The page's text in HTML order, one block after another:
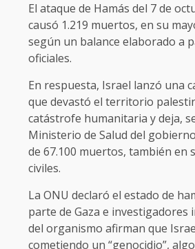
El ataque de Hamás del 7 de
causó 1.219 muertos, en su
según un balance elaborado a
oficiales.
En respuesta, Israel lanzó una
que devastó el territorio
catástrofe humanitaria y deja,
Ministerio de Salud del
de 67.100 muertos, también en
civiles.
La ONU declaró el estado de
parte de Gaza e investigadores
del organismo afirman que
cometiendo un “genocidio”,